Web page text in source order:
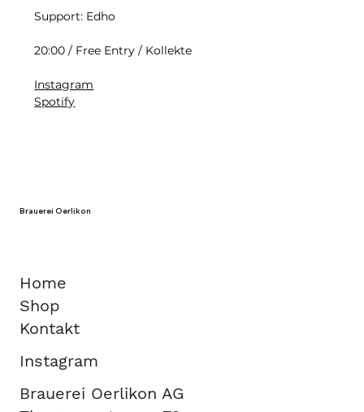
Support: Edho
20:00 / Free Entry / Kollekte
Instagram
Spotify
Brauerei Oerlikon
Home
Shop
Kontakt
Instagram
Brauerei Oerlikon AG